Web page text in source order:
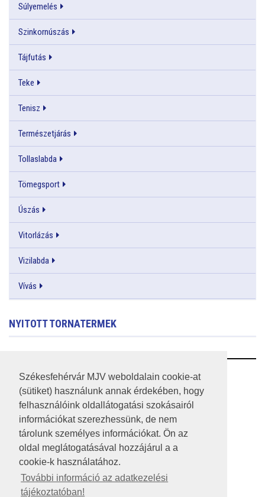
Székesfehérvár MJV weboldalain cookie-at
(sütiket) használunk annak érdekében, hogy
felhasználóink oldallátogatási szokásairól
információkat szerezhessünk, de nem
tárolunk személyes információkat. Ön az
oldal meglátogatásával hozzájárul a a
cookie-k használatához.
További információ az adatkezelési
tájékoztatóban!
Súlyemelés
Szinkornúszás
Tájfutás
Teke
Tenisz
Természetjárás
Tollaslabda
Tömegsport
Úszás
Vitorlázás
Vizilabda
Vívás
NYITOTT TORNATERMEK
RSS
A HONLAP 2017.03.31-I ÁLLAPOTA
JOGI NYILATKOZAT
IMPRESSZUM
KÖZÉRDEKŰ ADATOK